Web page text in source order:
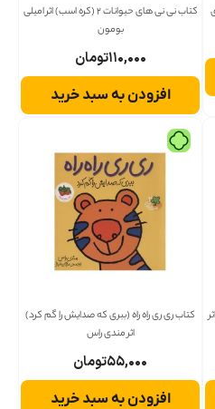
کتاب نی نی های حیوانات 2 (کره اسب) اثر امیلی
بومون
۱۱۰,۰۰۰تومان
افزودن به سبد خرید
کتاب ری ری راه راه (ببری که صدایش را گم کرد)
اثر مندی راس
۵۵,۰۰۰تومان
افزودن به سبد خرید